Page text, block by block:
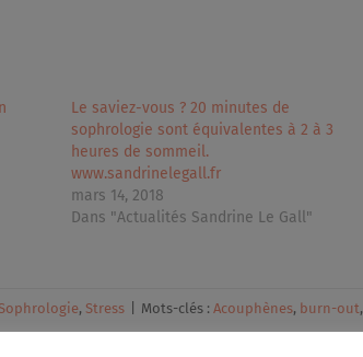
Le saviez-vous ? 20 minutes de
sophrologie sont équivalentes à 2 à 3
heures de sommeil.
www.sandrinelegall.fr
mars 14, 2018
Dans "Actualités Sandrine Le Gall"
Sophrologie, Stress Mots-clés : Acouphènes, burn-out,